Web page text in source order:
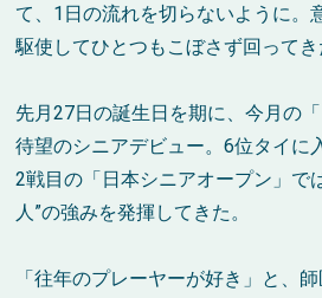
て、1日の流れを切らないように。
駆使してひとつもこぼさず回ってき
先月27日の誕生日を期に、今月の
待望のシニアデビュー。6位タイに
2戦目の「日本シニアオープン」で
人”の強みを発揮してきた。
「往年のプレーヤーが好き」と、